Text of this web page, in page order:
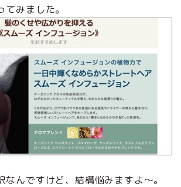
みました。
なんですけど、結構悩みますよ～。